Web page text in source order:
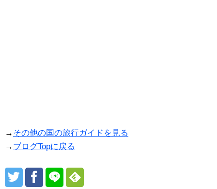
→ その他の国の旅行ガイドを見る
→ ブログTopに戻る